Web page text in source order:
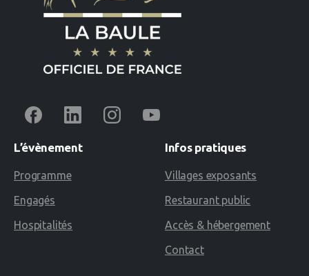
L’évènement
Programme
Engagés
Hospitalités
Infos pratiques
Villages exposants
Restaurant public
Accès & hébergement
Contact